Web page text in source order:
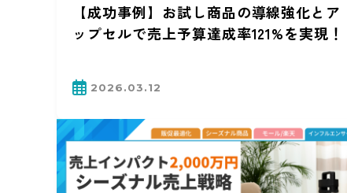
【成功事例】お試し商品の導線強化とア
ップセルで売上予算達成率121%を実現！
2026.03.12